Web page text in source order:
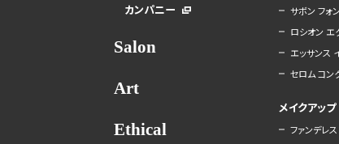
カンパニー
Salon
Art
Ethical
サボン フォ
ロシオン エ
エッサンス
セロム コン
メイクアップ
ファンデレ